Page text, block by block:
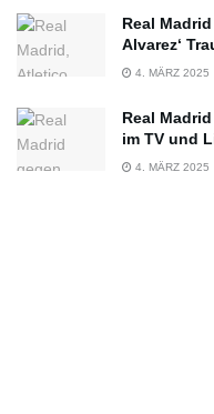
Real
Alvarez‘
4. MÄRZ 2025
Real
im TV und
4. MÄRZ 2025